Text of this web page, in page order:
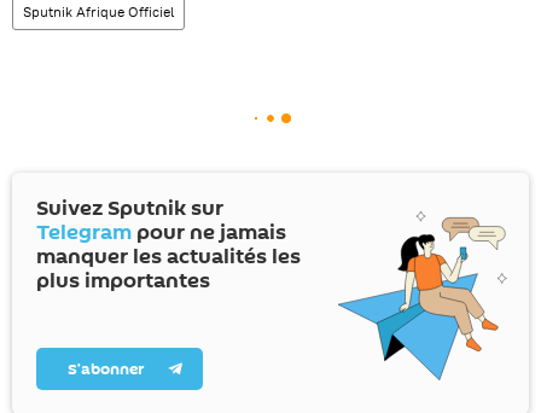
Sputnik Afrique Officiel
Suivez Sputnik sur
Telegram pour ne jamais
manquer les actualités les
plus importantes
S’abonner